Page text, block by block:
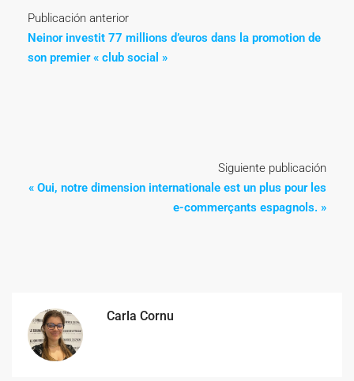
Publicación anterior
Neinor investit 77 millions d’euros dans la promotion de
son premier « club social »
Siguiente publicación
« Oui, notre dimension internationale est un plus pour les
e-commerçants espagnols. »
Carla Cornu